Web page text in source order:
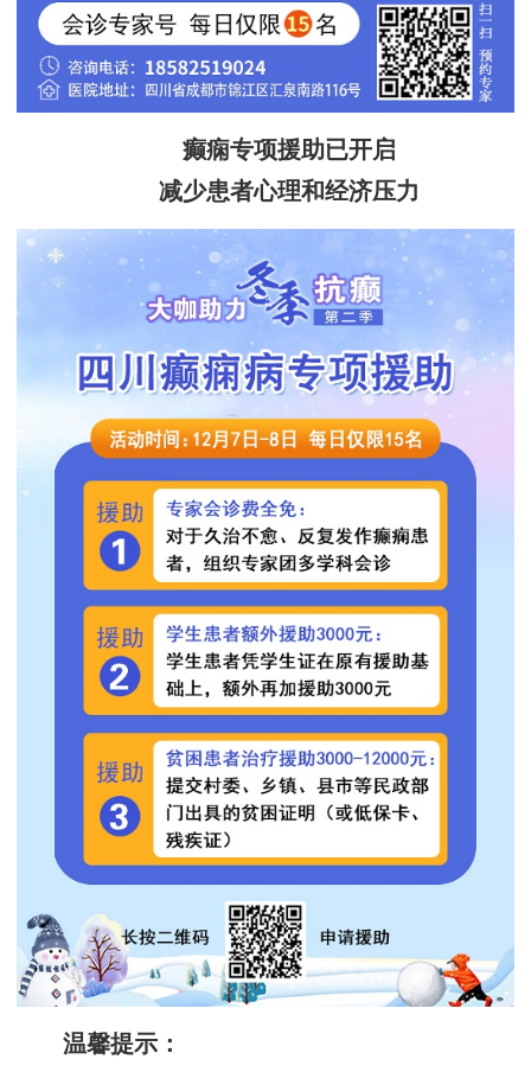
癫痫专项援助已开启
减少患者心理和经济压力
温馨提示：